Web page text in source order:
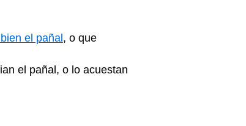
el pañal, o que
el pañal, o lo acuestan